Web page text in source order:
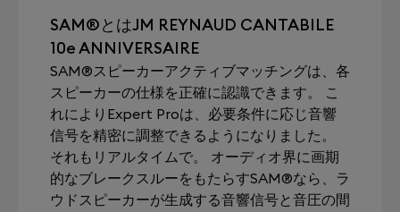
SAM®とはJM REYNAUD CANTABILE
10e ANNIVERSAIRE
SAM®スピーカーアクティブマッチングは、各
スピーカーの仕様を正確に認識できます。 こ
れによりExpert Proは、必要条件に応じ音響
信号を精密に調整できるようになりました。
それもリアルタイムで。 オーディオ界に画期
的なブレークスルーをもたらすSAM®なら、ラ
ウドスピーカーが生成する音響信号と音圧の間